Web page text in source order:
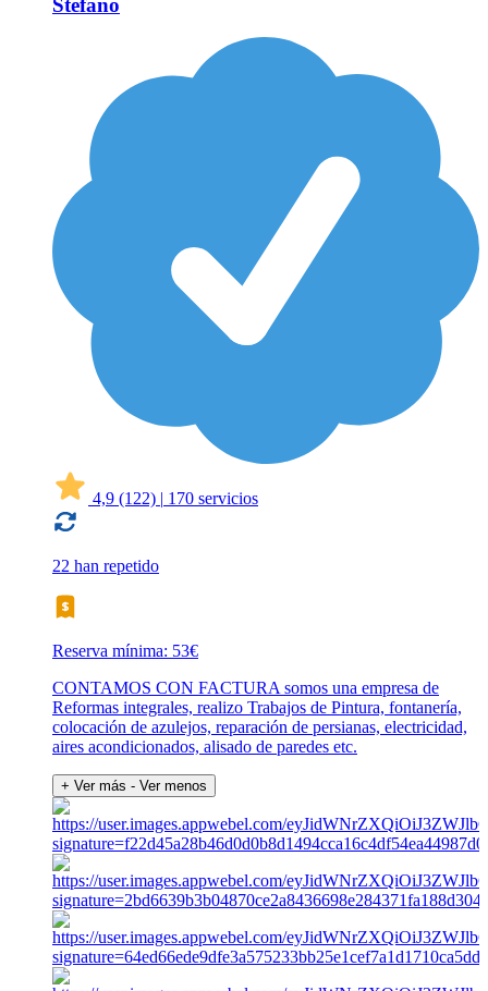
4,9 (122) | 170 servicios
22 han repetido
Reserva mínima: 53€
CONTAMOS CON FACTURA somos una empresa de
Reformas integrales, realizo Trabajos de Pintura, fontanería,
colocación de azulejos, reparación de persianas, electricidad,
aires acondicionados, alisado de paredes etc.
+ Ver más - Ver menos